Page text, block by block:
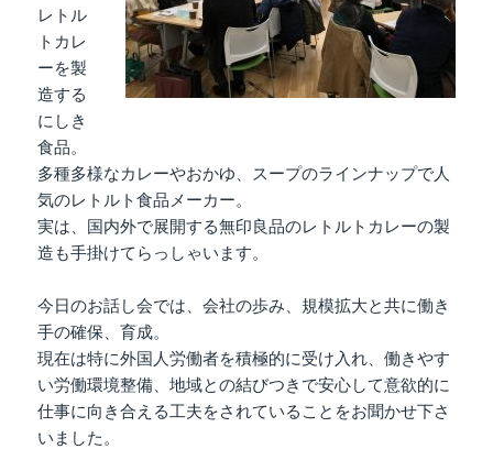
レトル
トカレ
ーを製
造する
にしき
食品。
多種多様なカレーやおかゆ、スープのラインナップで人
気のレトルト食品メーカー。
実は、国内外で展開する無印良品のレトルトカレーの製
造も手掛けてらっしゃいます。
今日のお話し会では、会社の歩み、規模拡大と共に働き
手の確保、育成。
現在は特に外国人労働者を積極的に受け入れ、働きやす
い労働環境整備、地域との結びつきで安心して意欲的に
仕事に向き合える工夫をされていることをお聞かせ下さ
いました。